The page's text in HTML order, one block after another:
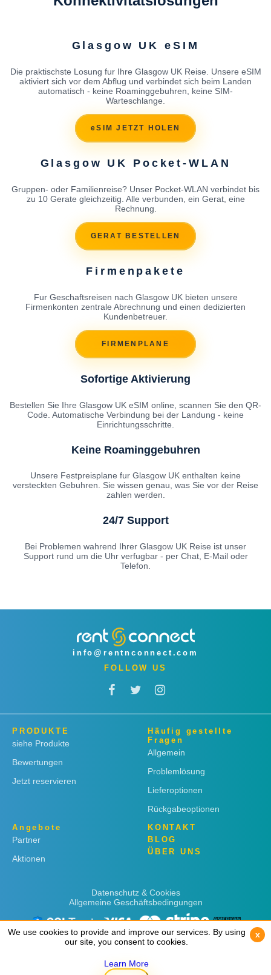
Glasgow UK eSIM
Die praktischste Losung fur Ihre Glasgow UK Reise. Unsere eSIM
aktiviert sich vor dem Abflug und verbindet sich beim Landen
automatisch - keine Roaminggebuhren, keine SIM-
Warteschlange.
eSIM JETZT HOLEN
Glasgow UK Pocket-WLAN
Gruppen- oder Familienreise? Unser Pocket-WLAN verbindet bis
zu 10 Gerate gleichzeitig. Alle verbunden, ein Gerat, eine
Rechnung.
GERAT BESTELLEN
Firmenpakete
Fur Geschaftsreisen nach Glasgow UK bieten unsere
Firmenkonten zentrale Abrechnung und einen dedizierten
Kundenbetreuer.
FIRMENPLANE
Sofortige Aktivierung
Bestellen Sie Ihre Glasgow UK eSIM online, scannen Sie den QR-
Code. Automatische Verbindung bei der Landung - keine
Einrichtungsschritte.
Keine Roaminggebuhren
Unsere Festpreisplane fur Glasgow UK enthalten keine
versteckten Gebuhren. Sie wissen genau, was Sie vor der Reise
zahlen werden.
24/7 Support
Bei Problemen wahrend Ihrer Glasgow UK Reise ist unser
Support rund um die Uhr verfugbar - per Chat, E-Mail oder
Telefon.
info@rentnconnect.com
FOLLOW US
PRODUKTE
siehe Produkte
Bewertungen
Jetzt reservieren
Häufig gestellte
Fragen
Allgemein
Problemlösung
Lieferoptionen
Rückgabeoptionen
Angebote
Partner
Aktionen
KONTAKT
BLOG
ÜBER UNS
Datenschutz & Cookies
Allgemeine Geschäftsbedingungen
We use cookies to provide and improve our services. By using
our site, you consent to cookies.
Learn More
x
We use cookies to provide and improve our services. By using
our site, you consent to cookies.
Learn More
x